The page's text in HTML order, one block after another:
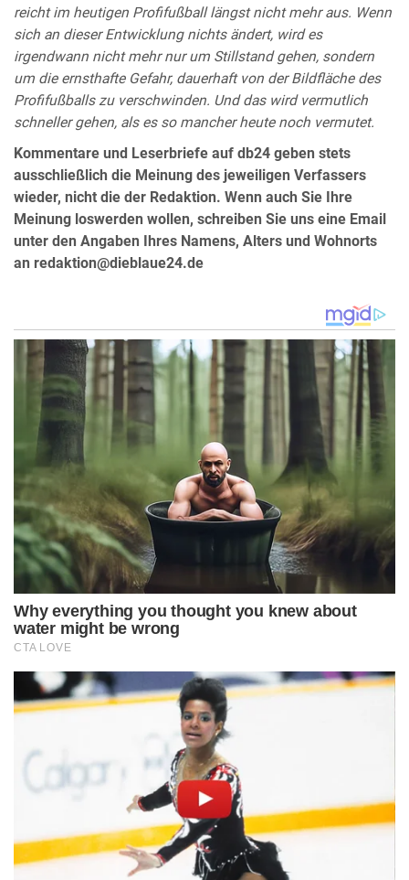
reicht im heutigen Profifußball längst nicht mehr aus. Wenn
sich an dieser Entwicklung nichts ändert, wird es
irgendwann nicht mehr nur um Stillstand gehen, sondern
um die ernsthafte Gefahr, dauerhaft von der Bildfläche des
Profifußballs zu verschwinden. Und das wird vermutlich
schneller gehen, als es so mancher heute noch vermutet.
Kommentare und Leserbriefe auf db24 geben stets
ausschließlich die Meinung des jeweiligen Verfassers
wieder, nicht die der Redaktion. Wenn auch Sie Ihre
Meinung loswerden wollen, schreiben Sie uns eine Email
unter den Angaben Ihres Namens, Alters und Wohnorts
an redaktion@dieblaue24.de